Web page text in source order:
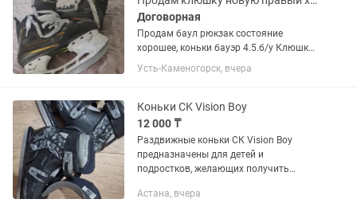
Договорная
Продам баул рюкзак состояние
хорошее, коньки бауэр 4.5.б/у Клюшка
новая на рост 175см правый хват.
Цена договорная. Самовывоз с
Усть-Каменогорск, вчера
Коньки CK Vision Boy
12 000 ₸
Раздвижные коньки СК Vision Boy
предназначены для детей и
подростков, желающих получить
Благодаря своему актуальному
Астана, вчера